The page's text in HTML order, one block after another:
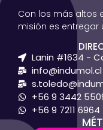
Con los más altos
misión es entregar
Lanin #1634 -
info@indumol.cl
+56 9 3442
+56 9 7211 6964